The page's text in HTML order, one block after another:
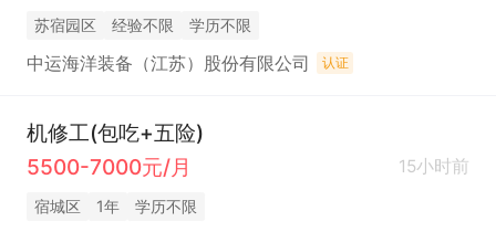
苏宿园区 经验不限 学历不限
中运海洋装备（江苏）股份有限公司 认证
机修工(包吃+五险)
5500-7000元/月
15小时前
宿城区 1年 学历不限